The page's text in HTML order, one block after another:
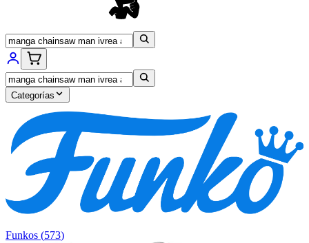
Categorías
Funkos (573)